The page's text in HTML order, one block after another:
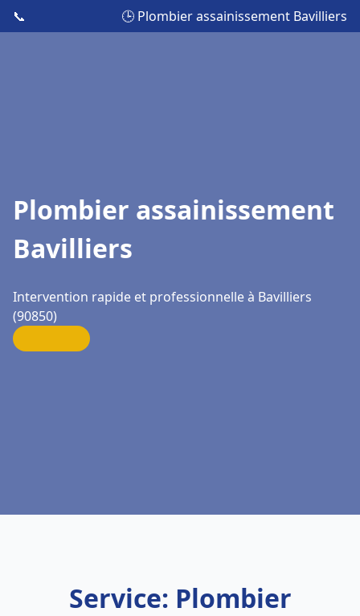
📞 🕒 Plombier assainissement Bavilliers
Plombier assainissement
Bavilliers
Intervention rapide et professionnelle à Bavilliers
(90850)
Service: Plombier